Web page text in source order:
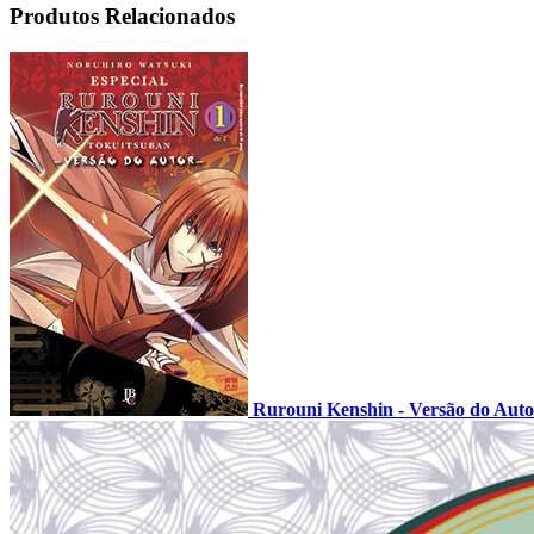
Produtos Relacionados
Rurouni Kenshin - Versão do